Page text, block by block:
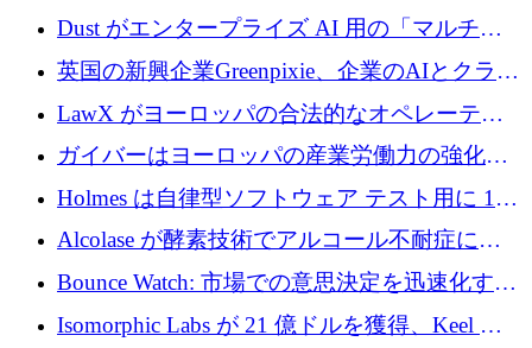
ロを調達
Dust がエンタープライズ AI 用の「マルチプ
レイヤー」オペレーティング システムを構築
するシリーズ B で 4,000 万ドルを調達
英国の新興企業Greenpixie、企業のAIとクラウ
ドのエネルギー無駄を削減するために470万ポ
ンドを調達
LawX がヨーロッパの合法的なオペレーティ
ング システムを構築するために 750 万ユーロ
を調達
ガイバーはヨーロッパの産業労働力の強化に
貢献するために 140 万ユーロを獲得
Holmes は自律型ソフトウェア テスト用に 110
万ユーロのプレシードを提供して開始
Alcolase が酵素技術でアルコール不耐症に取
り組むために 150 万ユーロを調達
Bounce Watch: 市場での意思決定を迅速化する
ためのインテリジェンス層を構築する
Isomorphic Labs が 21 億ドルを獲得、Keel の